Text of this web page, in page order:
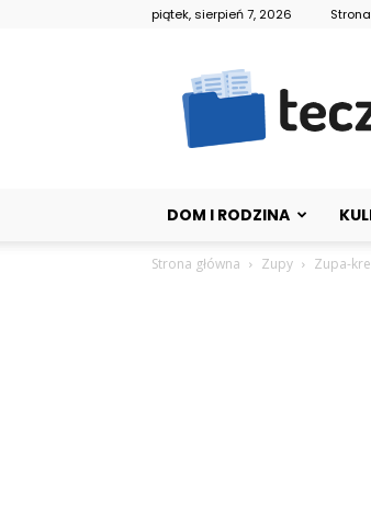
piątek, sierpień 7, 2026
Teczka.pl
DOM I RODZINA
Strona główna Zupy Zupa-